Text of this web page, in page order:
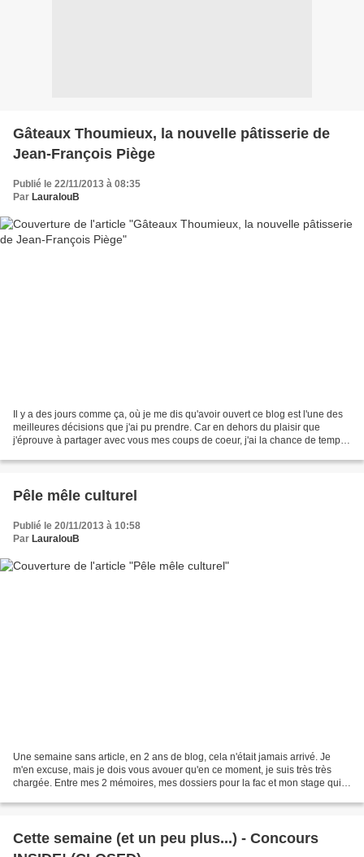
Gâteaux Thoumieux, la nouvelle pâtisserie de
Jean-François Piège
Publié le 22/11/2013 à 08:35
Par LauralouB
Il y a des jours comme ça, où je me dis qu'avoir ouvert ce blog est l'une des
meilleures décisions que j'ai pu prendre. Car en dehors du plaisir que
j'éprouve à partager avec vous mes coups de coeur, j'ai la chance de temps
Pêle mêle culturel
Publié le 20/11/2013 à 10:58
Par LauralouB
Une semaine sans article, en 2 ans de blog, cela n'était jamais arrivé. Je
m'en excuse, mais je dois vous avouer qu'en ce moment, je suis très très
chargée. Entre mes 2 mémoires, mes dossiers pour la fac et mon stage qui
Cette semaine (et un peu plus...) - Concours